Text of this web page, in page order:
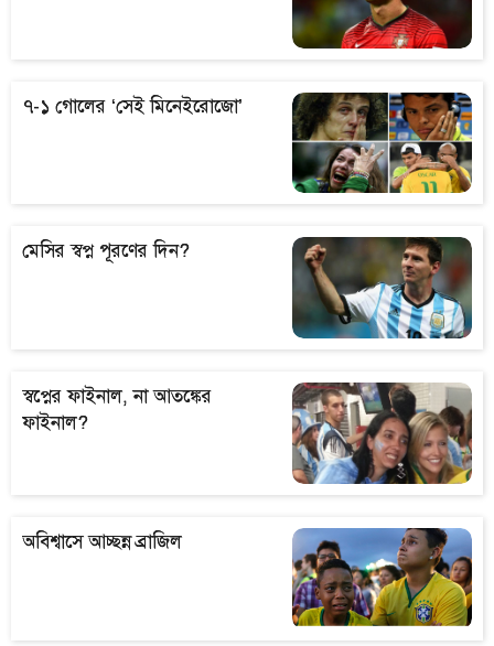
৭-১ গোলের ‘সেই মিনেইরোজো’
মেসির স্বপ্ন পূরণের দিন?
স্বপ্নের ফাইনাল, না আতঙ্কের
ফাইনাল?
অবিশ্বাসে আচ্ছন্ন ব্রাজিল